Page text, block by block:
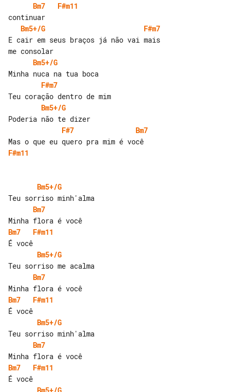
Bm7
F#m11
Bm5+/G
F#m7
E cair em seus braços já não vai mais
Bm5+/G
F#m7
Bm5+/G
F#7
Bm7
F#m11
Bm5+/G
Bm7
Bm7
F#m11
Bm5+/G
Bm7
Bm7
F#m11
Bm5+/G
Bm7
Bm7
F#m11